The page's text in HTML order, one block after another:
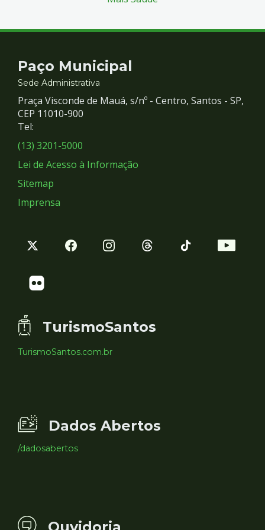
Contato
e
Redes
Sociais
Paço Municipal
Sede Administrativa
Praça Visconde de Mauá, s/nº - Centro, Santos - SP,
CEP 11010-900
Tel:
(13) 3201-5000
Lei de Acesso à Informação
Sitemap
Imprensa
TurismoSantos
TurismoSantos.com.br
Dados Abertos
/dadosabertos